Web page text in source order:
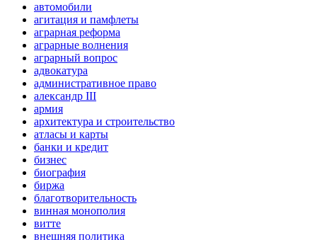
автомобили
агитация и памфлеты
аграрная реформа
аграрные волнения
аграрный вопрос
адвокатура
административное право
александр III
армия
архитектура и строительство
атласы и карты
банки и кредит
бизнес
биография
биржа
благотворительность
винная монополия
витте
внешняя политика